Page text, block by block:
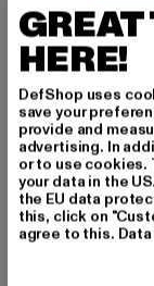
BRANDIT
Ladies Lord
40,04 EUR
Derzeitiger Preis:
44,99 EUR
GREAT
HERE!
DefShop uses
save your
provide and
advertising. In
or to use cookies.
your data in the
the EU data
this, click on
agree to this.